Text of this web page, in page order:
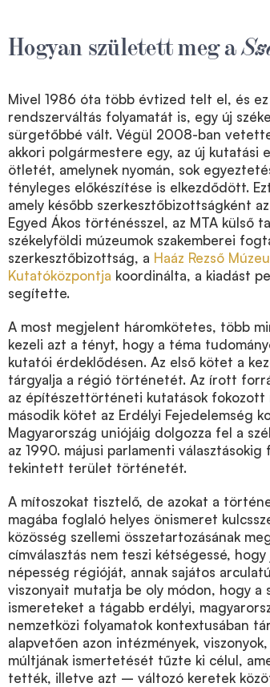
Hogyan született meg a
Mivel 1986 óta több évtized telt el, és
rendszerváltás folyamatát is, egy új
sürgetőbbé vált. Végül 2008-ban
akkori polgármestere egy, az új kutatási
ötletét, amelynek nyomán, sok
tényleges előkészítése is elkezdődött.
amely később szerkesztőbizottságként
Egyed Ákos történésszel, az MTA külső
székelyföldi múzeumok szakemberei
szerkesztőbizottság, a Haáz Rezső
Kutatóközpontja koordinálta, a kiadást
segítette.
A most megjelent háromkötetes, több
kezeli azt a tényt, hogy a téma
kutatói érdeklődésen. Az első kötet a
tárgyalja a régió történetét. Az írott
az építészettörténeti kutatások fokozott
második kötet az Erdélyi Fejedelemség
Magyarország uniójáig dolgozza fel a
az 1990. májusi parlamenti
tekintett terület történetét.
A mítoszokat tisztelő, de azokat a
magába foglaló helyes önismeret
közösség szellemi összetartozásának
címválasztás nem teszi kétségessé,
népesség régióját, annak sajátos arculatú
viszonyait mutatja be oly módon, hogy a
ismereteket a tágabb erdélyi,
nemzetközi folyamatok kontextusában
alapvetően azon intézmények,
múltjának ismertetését tűzte ki célul,
tették, illetve azt – változó keretek